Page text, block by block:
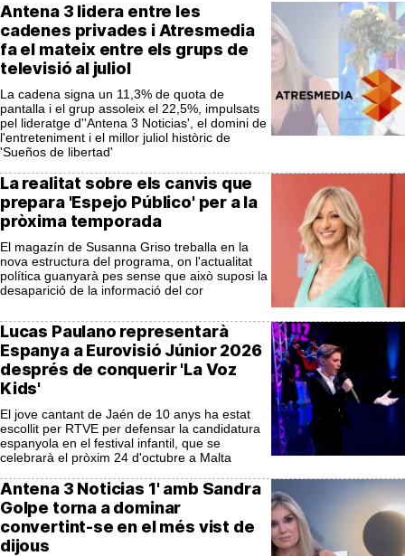
Antena 3 lidera entre les
cadenes privades i Atresmedia
fa el mateix entre els grups de
televisió al juliol
La cadena signa un 11,3% de quota de
pantalla i el grup assoleix el 22,5%, impulsats
pel lideratge d''Antena 3 Noticias', el domini de
l'entreteniment i el millor juliol històric de
'Sueños de libertad'
La realitat sobre els canvis que
prepara 'Espejo Público' per a la
pròxima temporada
El magazín de Susanna Griso treballa en la
nova estructura del programa, on l'actualitat
política guanyarà pes sense que això suposi la
desaparició de la informació del cor
Lucas Paulano representarà
Espanya a Eurovisió Júnior 2026
després de conquerir 'La Voz
Kids'
El jove cantant de Jaén de 10 anys ha estat
escollit per RTVE per defensar la candidatura
espanyola en el festival infantil, que se
celebrarà el pròxim 24 d'octubre a Malta
Antena 3 Noticias 1' amb Sandra
Golpe torna a dominar
convertint-se en el més vist de
dijous